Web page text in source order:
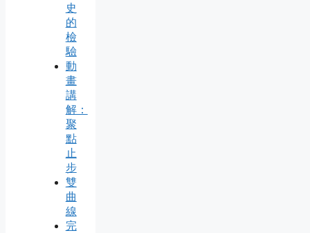
史
的
檢
驗
動
畫
講
解：
聚
點
止
步
雙
曲
線
完